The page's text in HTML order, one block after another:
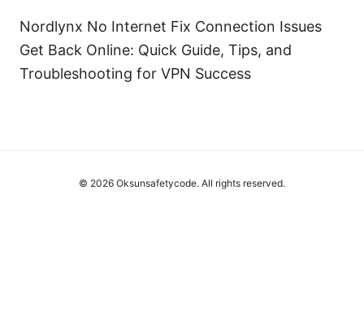
Nordlynx No Internet Fix Connection Issues
Get Back Online: Quick Guide, Tips, and
Troubleshooting for VPN Success
© 2026 Oksunsafetycode. All rights reserved.